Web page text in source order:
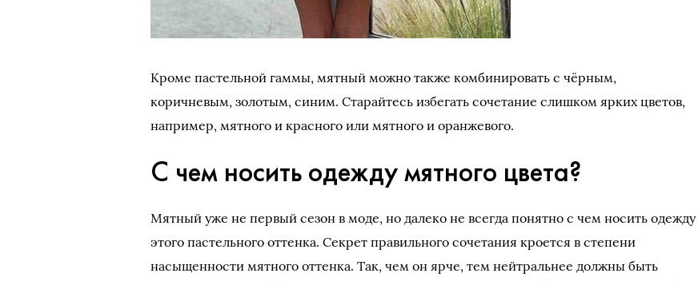
Кроме пастельной гаммы, мятный можно также комбинировать с чёрным,
коричневым, золотым, синим. Старайтесь избегать сочетание слишком ярких цветов,
например, мятного и красного или мятного и оранжевого.
С чем носить одежду мятного цвета?
Мятный уже не первый сезон в моде, но далеко не всегда понятно с чем носить одежду
этого пастельного оттенка. Секрет правильного сочетания кроется в степени
насыщенности мятного оттенка. Так, чем он ярче, тем нейтральнее должны быть